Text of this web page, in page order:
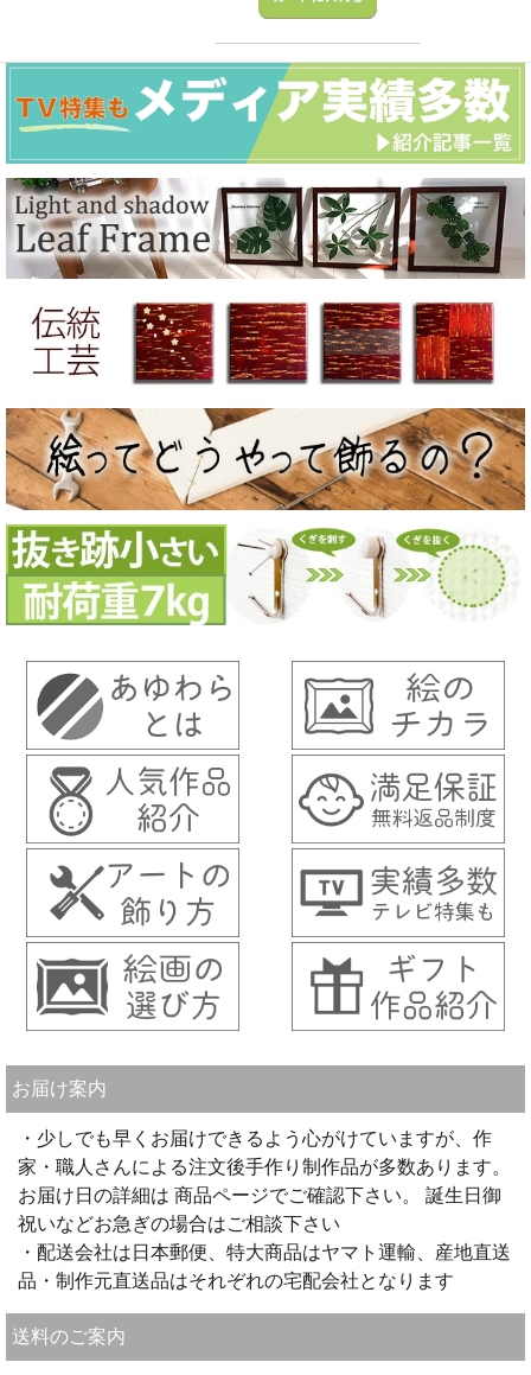
お届け案内
・少しでも早くお届けできるよう心がけていますが、作
家・職人さんによる注文後手作り制作品が多数あります。
お届け日の詳細は 商品ページでご確認下さい。 誕生日御
祝いなどお急ぎの場合はご相談下さい
・配送会社は日本郵便、特大商品はヤマト運輸、産地直送
品・制作元直送品はそれぞれの宅配会社となります
送料のご案内